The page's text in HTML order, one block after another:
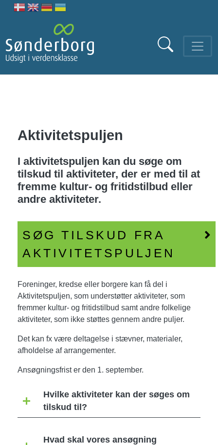
Aktivitetspuljen
I aktivitetspuljen kan du søge om
tilskud til aktiviteter, der er med til at
fremme kultur- og fritidstilbud eller
andre aktiviteter.
SØG TILSKUD FRA
AKTIVITETSPULJEN
Foreninger, kredse eller borgere kan få del i
Aktivitetspuljen, som understøtter aktiviteter, som
fremmer kultur- og fritidstilbud samt andre folkelige
aktiviteter, som ikke støttes gennem andre puljer.
Det kan fx være deltagelse i stævner, materialer,
afholdelse af arrangementer.
Ansøgningsfrist er den 1. september.
Hvilke aktiviteter kan der søges om
tilskud til?
Hvad skal vores ansøgning